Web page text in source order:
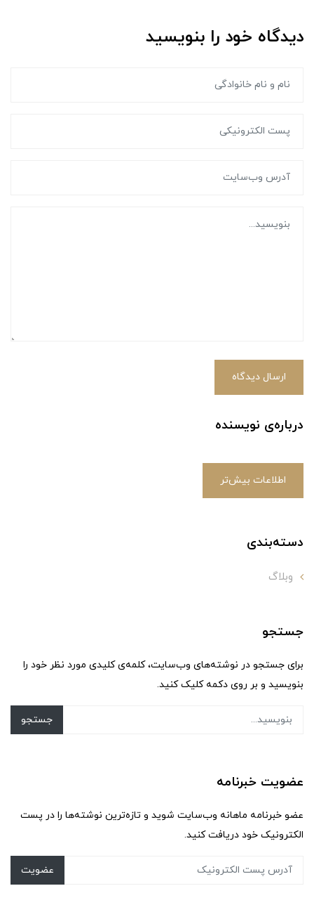
دیدگاه خود را بنویسید
ارسال دیدگاه
درباره‌ی نویسنده
اطلاعات بیش‌تر
دسته‌بندی
وبلاگ
جستجو
برای جستجو در نوشته‌های وب‌سایت، کلمه‌ی کلیدی مورد نظر خود را
بنویسید و بر روی دکمه کلیک کنید.
جستجو
عضویت خبرنامه
عضو خبرنامه ماهانه وب‌سایت شوید و تازه‌ترین نوشته‌ها را در پست
الکترونیک خود دریافت کنید.
عضویت